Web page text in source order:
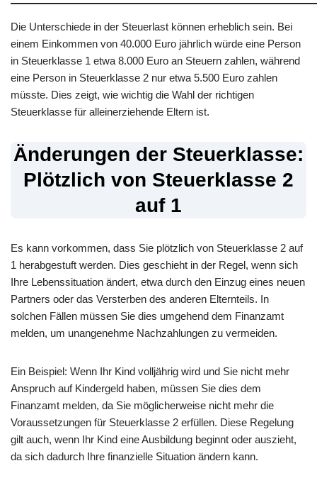
Die Unterschiede in der Steuerlast können erheblich sein. Bei
einem Einkommen von 40.000 Euro jährlich würde eine Person
in Steuerklasse 1 etwa 8.000 Euro an Steuern zahlen, während
eine Person in Steuerklasse 2 nur etwa 5.500 Euro zahlen
müsste. Dies zeigt, wie wichtig die Wahl der richtigen
Steuerklasse für alleinerziehende Eltern ist.
Änderungen der Steuerklasse:
Plötzlich von Steuerklasse 2
auf 1
Es kann vorkommen, dass Sie plötzlich von Steuerklasse 2 auf
1 herabgestuft werden. Dies geschieht in der Regel, wenn sich
Ihre Lebenssituation ändert, etwa durch den Einzug eines neuen
Partners oder das Versterben des anderen Elternteils. In
solchen Fällen müssen Sie dies umgehend dem Finanzamt
melden, um unangenehme Nachzahlungen zu vermeiden.
Ein Beispiel: Wenn Ihr Kind volljährig wird und Sie nicht mehr
Anspruch auf Kindergeld haben, müssen Sie dies dem
Finanzamt melden, da Sie möglicherweise nicht mehr die
Voraussetzungen für Steuerklasse 2 erfüllen. Diese Regelung
gilt auch, wenn Ihr Kind eine Ausbildung beginnt oder auszieht,
da sich dadurch Ihre finanzielle Situation ändern kann.